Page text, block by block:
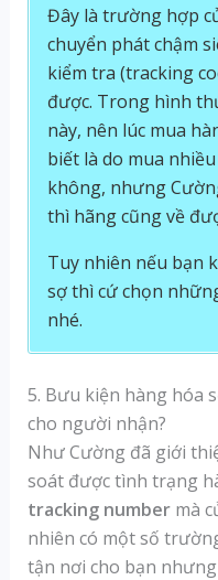
Đây là trường hợp
chuyển phát chậm
kiểm tra (tracking
được. Trong hình
này, nên lúc mua
biết là do mua
không, nhưng
thì hãng cũng về
Tuy nhiên nếu bạn
sợ thì cứ chọn
nhé.
5. Bưu kiện hàng hóa
cho người nhận?
Như Cường đã giới
soát được tình trạng
tracking numbermà
nhiên có một số
tận nơi cho bạn